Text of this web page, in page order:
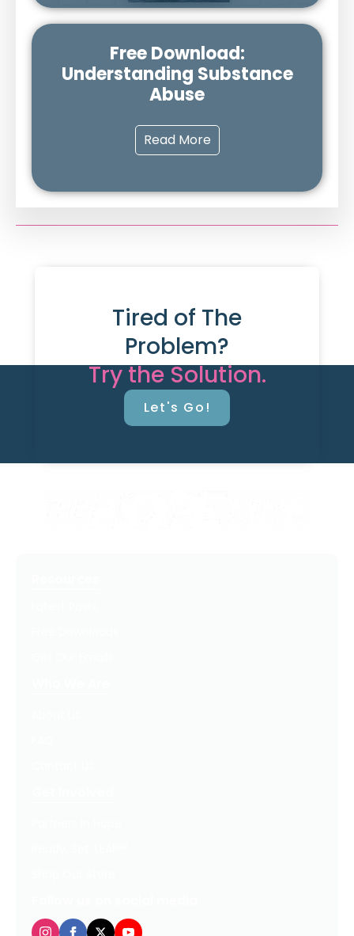
Free Download:
Understanding Substance
Abuse
Read More
Tired of The
Problem?
Try the Solution.
Let's Go!